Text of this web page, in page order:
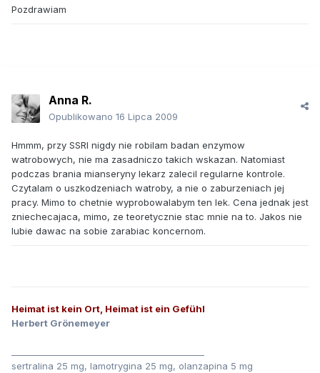
Pozdrawiam
Anna R.
Opublikowano 16 Lipca 2009
Hmmm, przy SSRI nigdy nie robilam badan enzymow
watrobowych, nie ma zasadniczo takich wskazan. Natomiast
podczas brania mianseryny lekarz zalecil regularne kontrole.
Czytalam o uszkodzeniach watroby, a nie o zaburzeniach jej
pracy. Mimo to chetnie wyprobowalabym ten lek. Cena jednak jest
zniechecajaca, mimo, ze teoretycznie stac mnie na to. Jakos nie
lubie dawac na sobie zarabiac koncernom.
Heimat ist kein Ort, Heimat ist ein Gefühl
Herbert Grönemeyer
sertralina 25 mg, lamotrygina 25 mg, olanzapina 5 mg